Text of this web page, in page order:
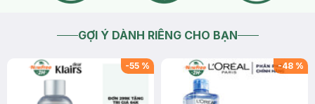
GỢI Ý DÀNH RIÊNG CHO BẠN
-55 % -48 %